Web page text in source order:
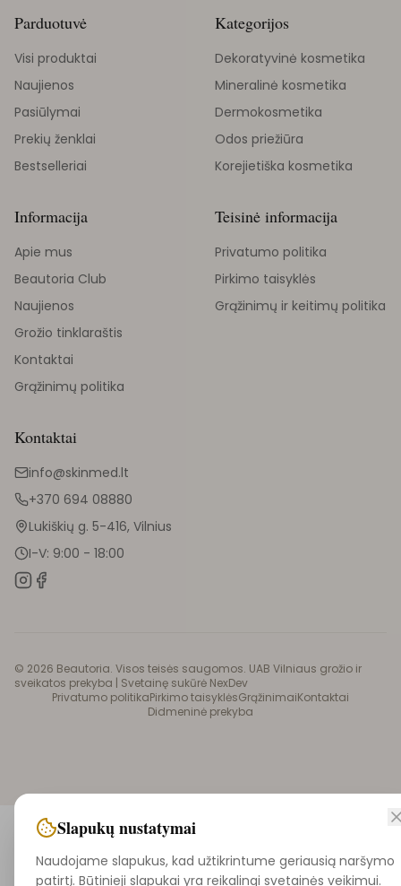
Parduotuvė
Visi produktai
Naujienos
Pasiūlymai
Prekių ženklai
Bestselleriai
Kategorijos
Dekoratyvinė kosmetika
Mineralinė kosmetika
Dermokosmetika
Odos priežiūra
Korejietiška kosmetika
Informacija
Apie mus
Beautoria Club
Naujienos
Grožio tinklaraštis
Kontaktai
Grąžinimų politika
Teisinė informacija
Privatumo politika
Pirkimo taisyklės
Grąžinimų ir keitimų politika
Kontaktai
info@skinmed.lt
+370 694 08880
Lukiškių g. 5-416, Vilnius
I-V: 9:00 - 18:00
© 2026 Beautoria. Visos teisės saugomos. UAB Vilniaus grožio ir
sveikatos prekyba | Svetainę sukūrė NexDev
Privatumo politikaPirkimo taisyklėsGrąžinimaiKontaktai
Didmeninė prekyba
Slapukų nustatymai
Naudojame slapukus, kad užtikrintume geriausią naršymo
patirtį. Būtinieji slapukai yra reikalingi svetainės veikimui.